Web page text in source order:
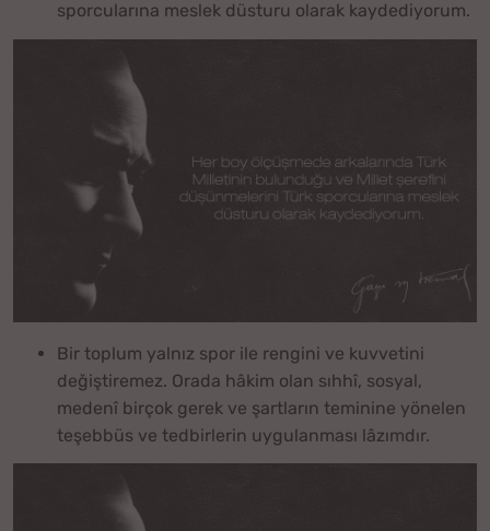
sporcularına meslek düsturu olarak kaydediyorum.
Bir toplum yalnız spor ile rengini ve kuvvetini
değiştiremez. Orada hâkim olan sıhhî, sosyal,
medenî birçok gerek ve şartların teminine yönelen
teşebbüs ve tedbirlerin uygulanması lâzımdır.